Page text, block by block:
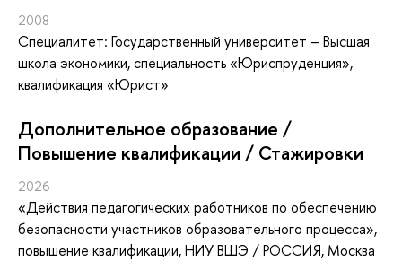
2008
Специалитет: Государственный университет – Высшая
школа экономики, специальность «Юриспруденция»,
квалификация «Юрист»
Дополнительное образование /
Повышение квалификации / Стажировки
2026
«Действия педагогических работников по обеспечению
безопасности участников образовательного процесса»,
повышение квалификации, НИУ ВШЭ / РОССИЯ, Москва